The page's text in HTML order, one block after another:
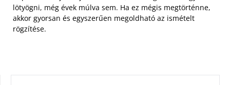
lötyögni, még évek múlva sem. Ha ez mégis megtörténne,
akkor gyorsan és egyszerűen megoldható az ismételt
rögzítése.